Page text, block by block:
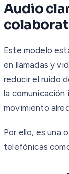
Audio
Este modelo
en llamadas y
reducir el ruido
la comunicación
movimiento
Por ello, es una
telefónicas